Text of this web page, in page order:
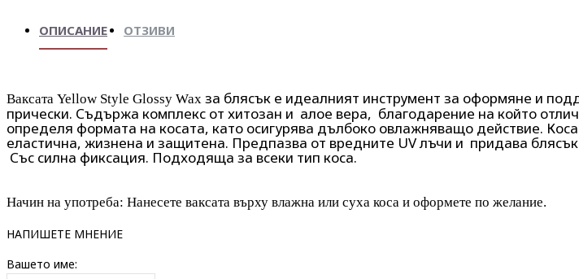
ОПИСАНИЕ ОТЗИВИ
Ваксата Yellow Style Glossy Wax за блясък е идеалният инструмент за оформяне и
прически. Съдържа комплекс от хитозан и алое вера, благодарение на който
определя формата на косата, като осигурява дълбоко овлажняващо действие.
еластична, жизнена и защитена. Предпазва от вредните UV лъчи и придава блясък
Със силна фиксация. Подходяща за всеки тип коса.
Начин на употреба: Нанесете ваксата върху влажна или суха коса и оформете по желание.
НАПИШЕТЕ МНЕНИЕ
Вашето име: